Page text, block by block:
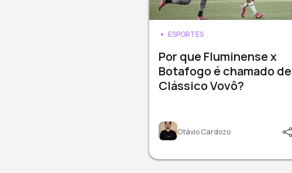
ESPORTES
Por que Fluminense x
Botafogo é chamado de
Clássico Vovô?
Otávio Cardozo